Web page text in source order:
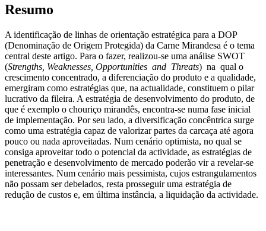
Resumo
A identificação de linhas de orientação estratégica para a DOP
(Denominação de Origem Protegida) da Carne Mirandesa é o tema
central deste artigo. Para o fazer, realizou-se uma análise SWOT
(Strengths, Weaknesses, Opportunities and Threats) na qual o
crescimento concentrado, a diferenciação do produto e a qualidade,
emergiram como estratégias que, na actualidade, constituem o pilar
lucrativo da fileira. A estratégia de desenvolvimento do produto, de
que é exemplo o chouriço mirandês, encontra-se numa fase inicial
de implementação. Por seu lado, a diversificação concêntrica surge
como uma estratégia capaz de valorizar partes da carcaça até agora
pouco ou nada aproveitadas. Num cenário optimista, no qual se
consiga aproveitar todo o potencial da actividade, as estratégias de
penetração e desenvolvimento de mercado poderão vir a revelar-se
interessantes. Num cenário mais pessimista, cujos estrangulamentos
não possam ser debelados, resta prosseguir uma estratégia de
redução de custos e, em última instância, a liquidação da actividade.